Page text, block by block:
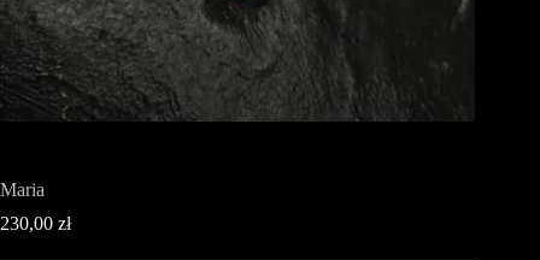
Maria
230,00 zł